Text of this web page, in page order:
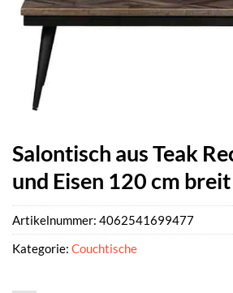
Salontisch aus Teak
und Eisen 120 cm breit
Artikelnummer: 4062541699477
Kategorie: Couchtische